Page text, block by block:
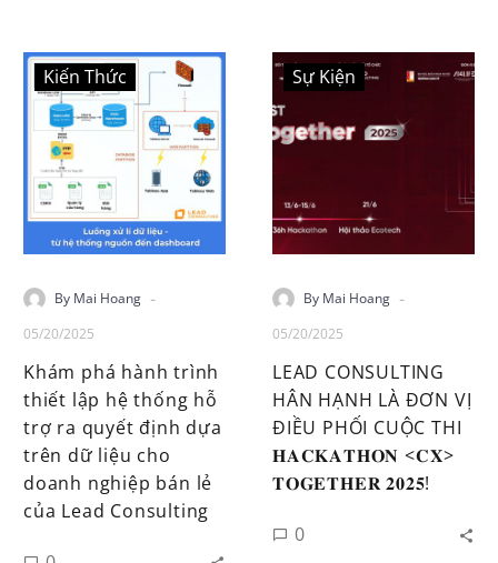
Kiến Thức
By Mai Hoang -
05/20/2025
Khám phá hành trình
thiết lập hệ thống hỗ
trợ ra quyết định dựa
trên dữ liệu cho
doanh nghiệp bán lẻ
của Lead Consulting
Sự Kiện
By Mai Hoang -
05/20/2025
LEAD CONSULTING
HÂN HẠNH LÀ ĐƠN VỊ
ĐIỀU PHỐI CUỘC THI
𝐇𝐀𝐂𝐊𝐀𝐓𝐇𝐎𝐍 <𝐂𝐗>
𝐓𝐎𝐆𝐄𝐓𝐇𝐄𝐑 𝟐𝟎𝟐𝟓!
0